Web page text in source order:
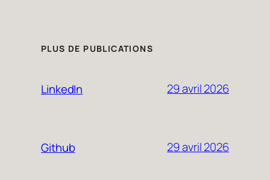
PLUS DE PUBLICATIONS
LinkedIn 29 avril 2026
Github 29 avril 2026